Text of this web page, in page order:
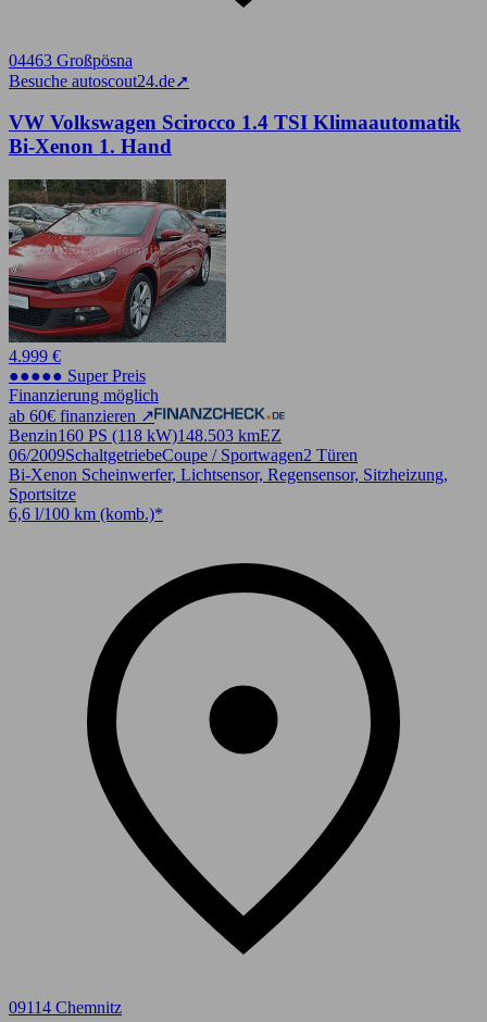
04463 Großpösna
Besuche autoscout24.de➚
VW Volkswagen Scirocco 1.4 TSI Klimaautomatik
Bi-Xenon 1. Hand
4.999 €
●●●●● Super Preis
Finanzierung möglich
ab 60€ finanzieren ↗
Benzin160 PS (118 kW)148.503 kmEZ
06/2009SchaltgetriebeCoupe / Sportwagen2 Türen
Bi-Xenon Scheinwerfer, Lichtsensor, Regensensor, Sitzheizung,
Sportsitze
6,6 l/100 km (komb.)*
09114 Chemnitz